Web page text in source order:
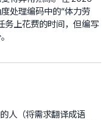
处理编码中的“体力劳
务上花费的时间，但编写
人（将需求翻译成语